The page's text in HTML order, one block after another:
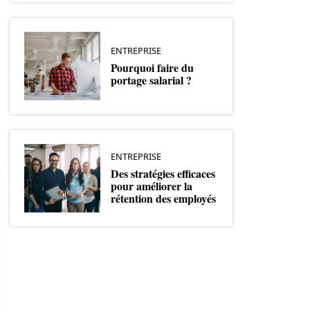
ENTREPRISE
Pourquoi faire du
portage salarial ?
ENTREPRISE
Des stratégies efficaces
pour améliorer la
rétention des employés